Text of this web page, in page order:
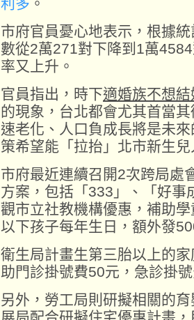
市府官員憂心地表示，根據
數從2萬271對下降到1萬
率又上升。
官員指出，時下適婚族不想結
的現象，台北都會尤其首當
速老化、人口負成長將是未
策希望能「拉抬」北市新生
市府最近連續召開2次跨局處
方案，包括「333」、「好事
觀市立社教機構優惠，補助
以下孩子每年生日，額外發
衛生局計畫生第三胎以上的
助門診掛號費50元，急診掛
另外，勞工局則研擬相關的